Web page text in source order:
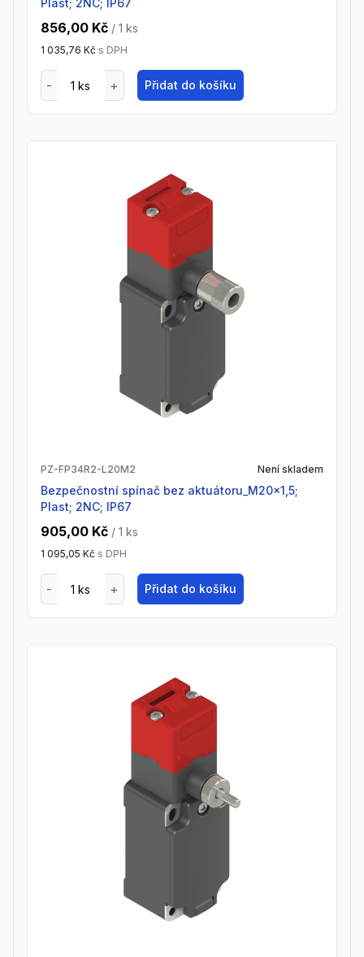
Plast; 2NC; IP67
856,00 Kč / 1 ks
1 035,76 Kč s DPH
Přidat do košíku
PZ-FP34R2-L20M2 Není skladem
Bezpečnostní spínač bez aktuátoru_M20x1,5;
Plast; 2NC; IP67
905,00 Kč / 1 ks
1 095,05 Kč s DPH
Přidat do košíku